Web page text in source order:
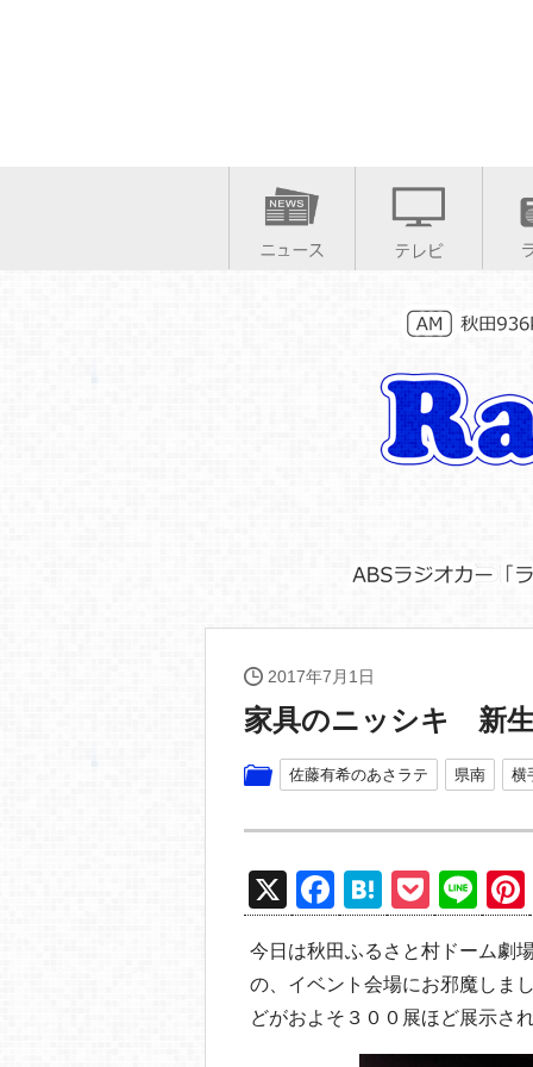
2017年7月1日
家具のニッシキ 新
佐藤有希のあさラテ 県南 横
X
F
a
c
e
b
H
at
e
n
a
P
o
ck
et
Li
n
e
今日は秋田ふるさと村ドーム劇
の、イベント会場にお邪魔しま
どがおよそ３００展ほど展示さ